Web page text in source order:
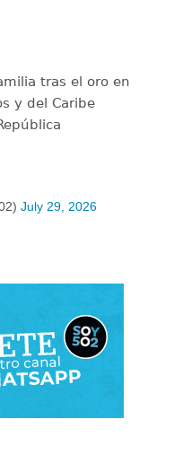
tras el oro en
y del Caribe
July 29, 2026